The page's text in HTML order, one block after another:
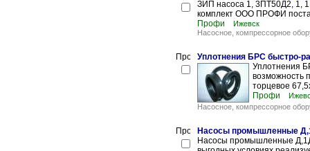
ЗИП насоса 1, 3ПТ50Д2, 1,
комплект ООО ПРОФИ
Профи
Ижевск
Насосное, компрессорное
Уплотнения БРС быстро-
Уплотнения
возможность
торцевое
Профи
Насосное, компрессорное
Насосы промышленные
Насосы промышленные